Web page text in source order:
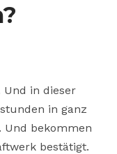
Und in dieser
in ganz
Und bekommen
bestätigt.